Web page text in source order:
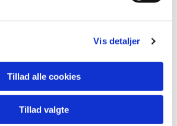
Vis detaljer
Tillad alle cookies
Tillad valgte